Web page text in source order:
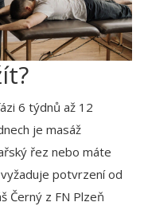
6 týdnů až 12
je masáž
řez nebo máte
potvrzení od
Černý z FN Plzeň